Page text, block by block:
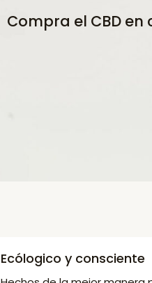
Compra el CBD
Ecólogico y consciente